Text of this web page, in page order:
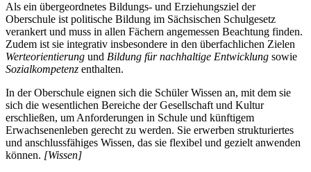
Als ein übergeordnetes Bildungs- und Erziehungsziel der
Oberschule ist politische Bildung im Sächsischen Schulgesetz
verankert und muss in allen Fächern angemessen Beachtung finden.
Zudem ist sie integrativ insbesondere in den überfachlichen Zielen
Werteorientierung und Bildung für nachhaltige Entwicklung sowie
Sozialkompetenz enthalten.
In der Oberschule eignen sich die Schüler Wissen an, mit dem sie
sich die wesentlichen Bereiche der Gesellschaft und Kultur
erschließen, um Anforderungen in Schule und künftigem
Erwachsenenleben gerecht zu werden. Sie erwerben strukturiertes
und anschlussfähiges Wissen, das sie flexibel und gezielt anwenden
können. [Wissen]